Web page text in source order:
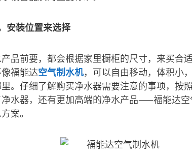
安装位置来选择
品前要，都会根据家里橱柜的尺寸，来买合
福能达空气制水机，可以自由移动，体积小
。仔细了解购买净水器需要注意的事项，按
水器，还有更加高端的净水产品——福能达
案。